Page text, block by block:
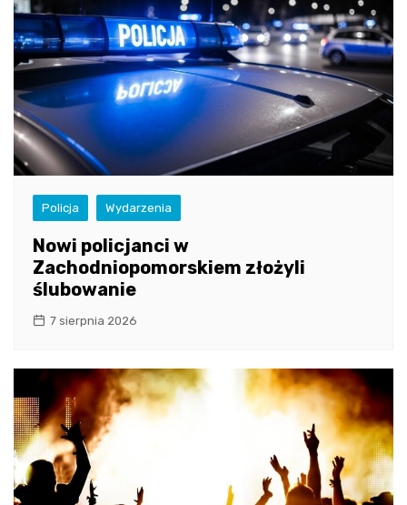
Policja Wydarzenia
Nowi policjanci w
Zachodniopomorskiem złożyli
ślubowanie
7 sierpnia 2026